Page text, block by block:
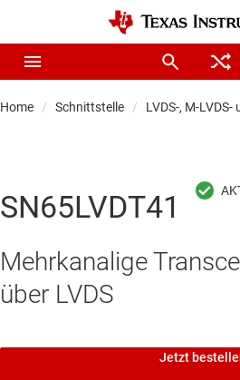
Home Schnittstelle LVDS-, M-LVDS-
SN65LVDT41
Mehrkanalige
über LVDS
Jetzt